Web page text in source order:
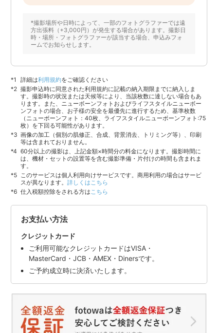
*撮影場所や日時によって、一部のフォトグラファーでは遠
方出張料（+3,000円）が発生する場合があります。撮影日
時・場所・フォトグラファーが該当する場合、申込みフォ
ームでお知らせします。
詳細は利用規約をご確認ください
撮影申込時に同意された利用規約に記載の納入期限までに納入しま
す。撮影時の状況または天候等により、当該枚数に達しない場合もあ
ります。また、ニューボーンフォトおよびライフスタイルニューボー
ンフォトの場合、お子様の安全を最優先に進行するため、基準枚数
（ニューボーンフォト：40枚、ライフスタイルニューボーンフォト:75
枚）を下回る可能性があります。
画像の加工（個別の肌修正、合成、背景消去、トリミング等）、印刷
等は含まれておりません。
60分以上の撮影は、上記金額×時間分の料金になります。撮影時間に
は、機材・セットの設置等を含む撮影準備・片付けの時間も含まれま
す。
このサービスは個人利用向けサービスです。商用利用の場合はサービ
スが異なります。詳しくはこちら
仕入税額控除をされる方は こちら
お支払い方法
クレジットカード
ご利用可能なクレジットカードはVISA・
MasterCard・JCB・AMEX・Dinersです。
ご予約成立時に決済いたします。